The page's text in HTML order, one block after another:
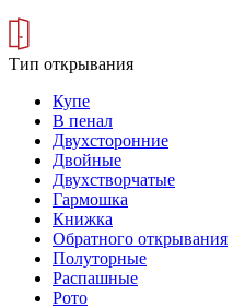
Тип открывания
Купе
В пенал
Двухсторонние
Двойные
Двухстворчатые
Гармошка
Книжка
Обратного открывания
Полуторные
Распашные
Рото